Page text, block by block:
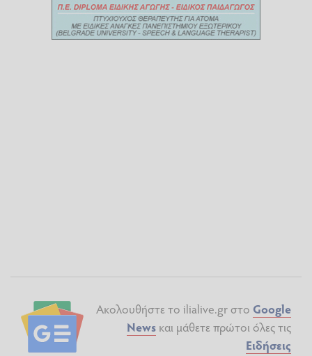
Ακολουθήστε το ilialive.gr στο Google
News και μάθετε πρώτοι όλες τις
Ειδήσεις